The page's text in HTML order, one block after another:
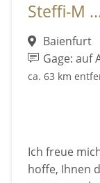
Steffi-M
Baienfurt
Gage: auf
ca. 63 km
Ich freue
hoffe, Ihnen